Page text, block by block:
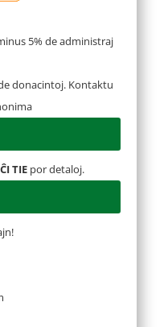
5% de administraj
donacintoj. Kontaktu
ĈI TIE por detaloj.